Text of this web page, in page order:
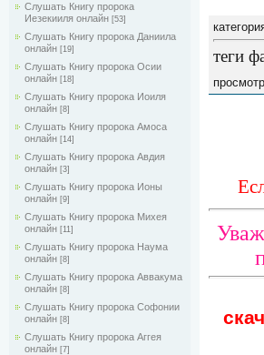
Слушать Книгу пророка
Иезекииля онлайн [53]
Слушать Книгу пророка Даниила
онлайн [19]
Слушать Книгу пророка Осии
онлайн [18]
Слушать Книгу пророка Иоиля
онлайн [8]
Слушать Книгу пророка Амоса
онлайн [14]
Слушать Книгу пророка Авдия
онлайн [3]
Слушать Книгу пророка Ионы
онлайн [9]
Слушать Книгу пророка Михея
онлайн [11]
Слушать Книгу пророка Наума
онлайн [8]
Слушать Книгу пророка Аввакума
онлайн [8]
Слушать Книгу пророка Софонии
онлайн [8]
Слушать Книгу пророка Аггея
онлайн [7]
теги